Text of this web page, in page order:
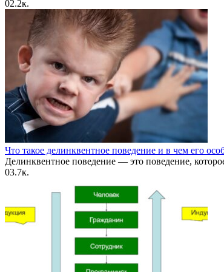
02.2к.
Что такое делинквентное поведение и в чем его
Делинквентное поведение — это поведение,
03.7к.